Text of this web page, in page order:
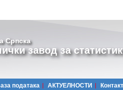
Српска
завод за
података АКТУЕЛНОСТИ Контакт